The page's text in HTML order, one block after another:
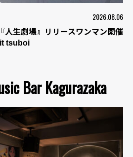
2026.08.06
人生劇場』リリースワンマン開催
tsuboi
Bar Kagurazaka